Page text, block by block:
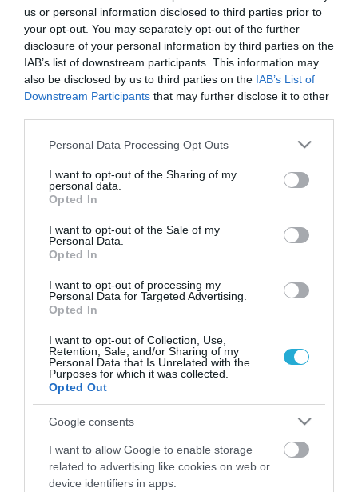
us or personal information disclosed to third parties prior to
your opt-out. You may separately opt-out of the further
disclosure of your personal information by third parties on the
IAB’s list of downstream participants. This information may
also be disclosed by us to third parties on the IAB’s List of
Downstream Participants that may further disclose it to other
Please note that this website/app uses one or more Google
not limited to your visit or usage behaviour. You may click to
grant or deny consent to Google and its third-party tags to
use your data for below specified purposes in below Google
consent section.
Personal Data Processing Opt Outs
I want to opt-out of the Sharing of my
personal data.
Opted In
I want to opt-out of the Sale of my
Personal Data.
Opted In
I want to opt-out of processing my
Personal Data for Targeted Advertising.
Opted In
I want to opt-out of Collection, Use,
Retention, Sale, and/or Sharing of my
Personal Data that Is Unrelated with the
Purposes for which it was collected.
Opted Out
Google consents
I want to allow Google to enable storage
related to advertising like cookies on web or
device identifiers in apps.
διαβαστεί προσεκτικά από όλους τους πρωταγωνιστές των
ημερών, από το εθνικιστικό μέχρι το αναρχικό φάσμα της
πολιτικής ζωής του τόπου. Ακόμα και από τους ηγέτες των
δύο μνημονιακών κομμάτων, της ΝΔ και το ΠΑΣΟΚ, για να
καταλάβουν ότι η βία που προμοτάρουν και μάλιστα […]
20.09.2013 08:48
ΨΥΧΟΛΟΓΙΑ
κατάσταση
Εκδίκηση. Αυτός που υπέστη την προσβολή ανταποδίδει την
αντίστοιχη ενέργεια. Η άμεση διεκδίκηση του δίκιου απαιτεί
την αποκατάσταση. Μια αποκατάσταση πλασματική, ψευδή,
αδύναμη. Αυτός που παίρνει τον νόμο στα χέρια του και
δυνατός. Όλα τα άλλα προβλήματα της ζωής του
εξαφανίζονται. Η ευτυχία ταυτίζεται με την αποκατάσταση